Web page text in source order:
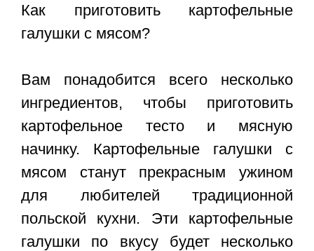
Как приготовить картофельные
галушки с мясом?
Вам понадобится всего несколько
ингредиентов, чтобы приготовить
картофельное тесто и мясную
начинку. Картофельные галушки с
мясом станут прекрасным ужином
для любителей традиционной
польской кухни. Эти картофельные
галушки по вкусу будет несколько